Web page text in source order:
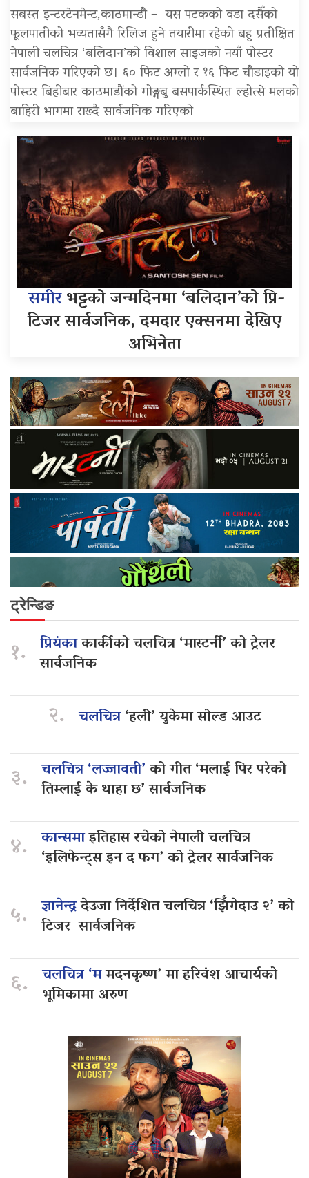
सबस्त इन्टरटेनमेन्ट,काठमान्डौ – यस पटकको वडा दसैँको
फूलपातीको भव्यतासँगै रिलिज हुने तयारीमा रहेको बहु प्रतीक्षित
नेपाली चलचित्र ‘बलिदान’को विशाल साइजको नयाँ पोस्टर
सार्वजनिक गरिएको छ। ६० फिट अग्लो र १६ फिट चौडाइको यो
पोस्टर बिहीबार काठमाडौंको गोङ्गबु बसपार्कस्थित ल्होत्से मलको
बाहिरी भागमा राख्दै सार्वजनिक गरिएको
समीरभट्टको जन्मदिनमा ‘बलिदान’को प्रि-
टिजर सार्वजनिक, दमदार एक्सनमा देखिए
अभिनेता
ट्रेन्डिङ
१. प्रियंकाकार्कीको चलचित्र ‘मास्टर्नी’ को ट्रेलर
सार्वजनिक
२. चलचित्र‘हली’ युकेमा सोल्ड आउट
३. चलचित्र ‘लज्जावती’को गीत ‘मलाई पिर परेको
तिम्लाई के थाहा छ’ सार्वजनिक
४. कान्समाइतिहास रचेको नेपाली चलचित्र
‘इलिफेन्ट्स इन द फग’ को ट्रेलर सार्वजनिक
५. ज्ञानेन्द्रदेउजा निर्देशित चलचित्र ‘झिँगेदाउ २’ को
टिजर सार्वजनिक
६. चलचित्र ‘ममदनकृष्ण’ मा हरिवंश आचार्यको
भूमिकामा अरुण